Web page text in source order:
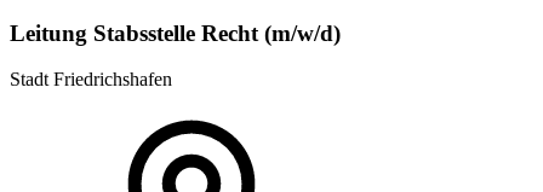
Leitung Stabsstelle Recht (m/w/d)
Stadt Friedrichshafen